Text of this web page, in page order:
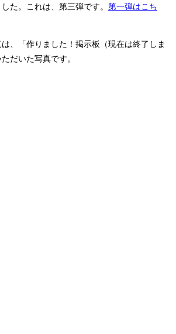
た。これは、第三弾です。 第一弾はこち
、「作りました！掲示板（現在は終了しま
だいた写真です。